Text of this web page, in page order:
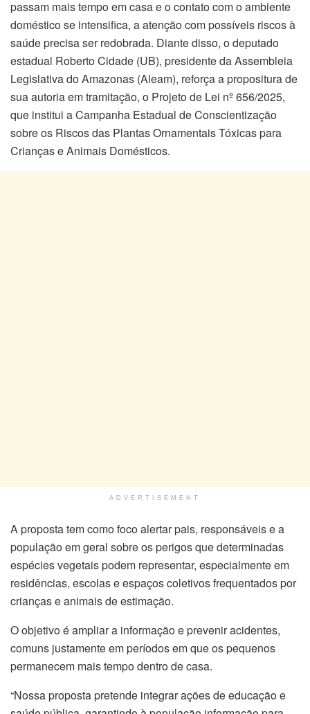
passam mais tempo em casa e o contato com o ambiente
doméstico se intensifica, a atenção com possíveis riscos à
saúde precisa ser redobrada. Diante disso, o deputado
estadual Roberto Cidade (UB), presidente da Assembleia
Legislativa do Amazonas (Aleam), reforça a propositura de
sua autoria em tramitação, o Projeto de Lei nº 656/2025,
que institui a Campanha Estadual de Conscientização
sobre os Riscos das Plantas Ornamentais Tóxicas para
Crianças e Animais Domésticos.
ADVERTISEMENT
A proposta tem como foco alertar pais, responsáveis e a
população em geral sobre os perigos que determinadas
espécies vegetais podem representar, especialmente em
residências, escolas e espaços coletivos frequentados por
crianças e animais de estimação.
O objetivo é ampliar a informação e prevenir acidentes,
comuns justamente em períodos em que os pequenos
permanecem mais tempo dentro de casa.
“Nossa proposta pretende integrar ações de educação e